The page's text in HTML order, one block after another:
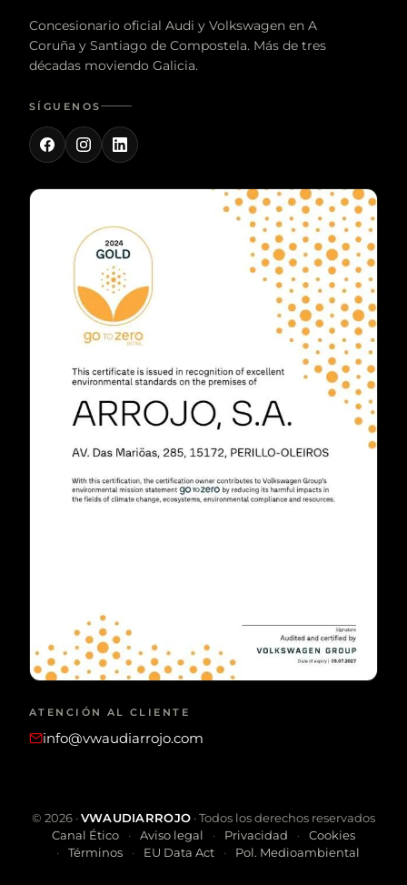
Concesionario oficial Audi y Volkswagen en A
Coruña y Santiago de Compostela. Más de tres
décadas moviendo Galicia.
SÍGUENOS
ATENCIÓN AL CLIENTE
info@vwaudiarrojo.com
© 2026·VWAUDIARROJO · Todos los derechos reservados
Canal Ético
Aviso legal Privacidad
Cookies
Términos
EU Data Act Pol. Medioambiental